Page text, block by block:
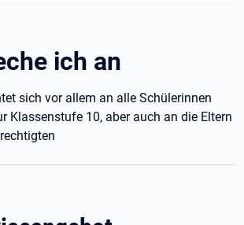
ich an
sich vor allem an alle Schülerinnen
Klassenstufe 10, aber auch an die Eltern